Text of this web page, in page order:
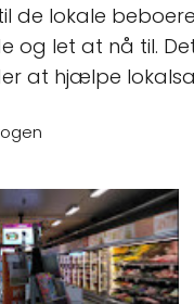
de lokale
og let at nå til.
at hjælpe